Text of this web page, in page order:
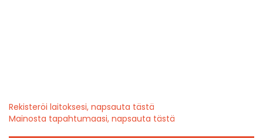
Rekisteröi laitoksesi, napsauta tästä
Mainosta tapahtumaasi, napsauta tästä